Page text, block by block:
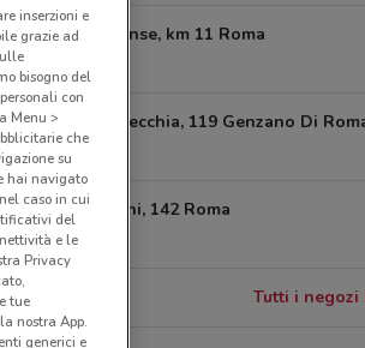
Via Nettunense, km 11 Roma
Via Appia Vecchia, 119 Genzano Di
17.2 km
Viale Mazzini, 142 Roma
17.4 km
Tutti i negozi
inserzioni e
grazie ad
bisogno del
con
Menu >
che
su
hai navigato
caso in cui
del
e le
Privacy
tue
nostra App.
generici e